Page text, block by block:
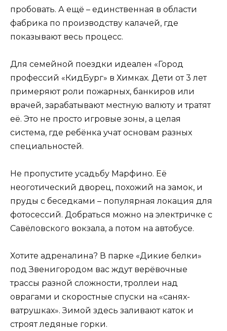
пробовать. А ещё – единственная в области
фабрика по производству калачей, где
показывают весь процесс.
Для семейной поездки идеален «Город
профессий «КидБург» в Химках. Дети от 3 лет
примеряют роли пожарных, банкиров или
врачей, зарабатывают местную валюту и тратят
её. Это не просто игровые зоны, а целая
система, где ребёнка учат основам разных
специальностей.
Не пропустите усадьбу Марфино. Её
неоготический дворец, похожий на замок, и
пруды с беседками – популярная локация для
фотосессий. Добраться можно на электричке с
Савёловского вокзала, а потом на автобусе.
Хотите адреналина? В парке «Дикие белки»
под Звенигородом вас ждут верёвочные
трассы разной сложности, троллеи над
оврагами и скоростные спуски на «санях-
ватрушках». Зимой здесь заливают каток и
строят ледяные горки.